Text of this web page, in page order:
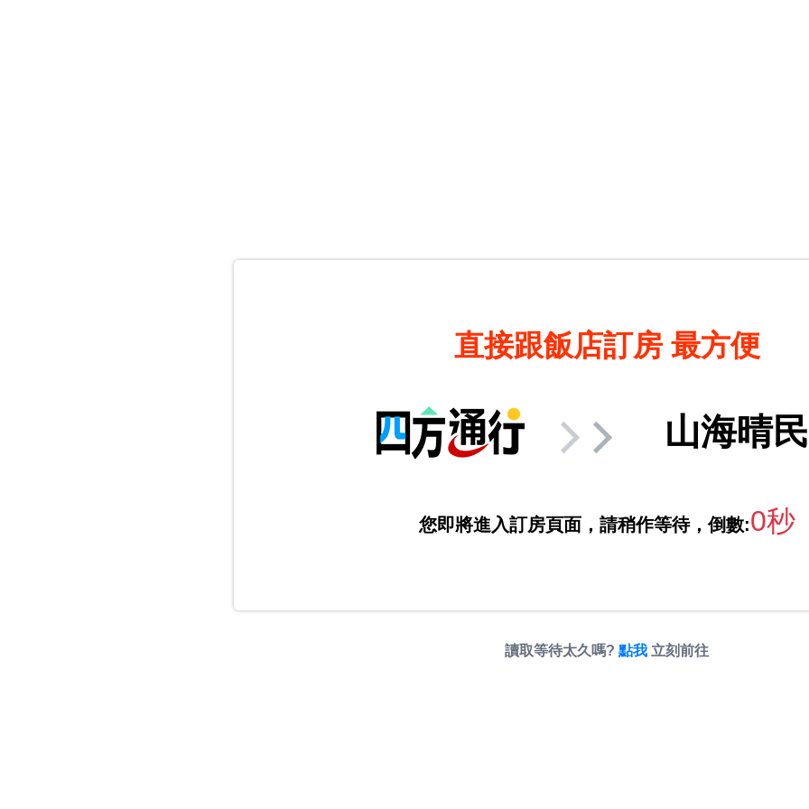
直接跟飯店訂房 最方便
山海晴
您即將進入訂房頁面，請稍作等待，倒數:0秒
讀取等待太久嗎? 點我 立刻前往